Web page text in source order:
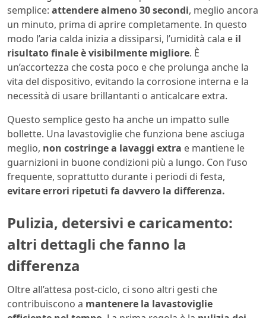
semplice: attendere almeno 30 secondi, meglio ancora
un minuto, prima di aprire completamente. In questo
modo l’aria calda inizia a dissiparsi, l’umidità cala e il
risultato finale è visibilmente migliore. È
un’accortezza che costa poco e che prolunga anche la
vita del dispositivo, evitando la corrosione interna e la
necessità di usare brillantanti o anticalcare extra.
Questo semplice gesto ha anche un impatto sulle
bollette. Una lavastoviglie che funziona bene asciuga
meglio, non costringe a lavaggi extra e mantiene le
guarnizioni in buone condizioni più a lungo. Con l’uso
frequente, soprattutto durante i periodi di festa,
evitare errori ripetuti fa davvero la differenza.
Pulizia, detersivi e caricamento:
altri dettagli che fanno la
differenza
Oltre all’attesa post-ciclo, ci sono altri gesti che
contribuiscono a mantenere la lavastoviglie